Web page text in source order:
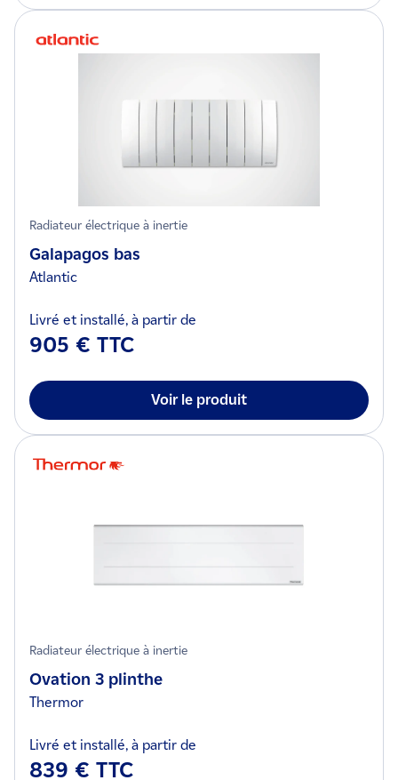
Radiateur électrique à inertie
Galapagos bas
Atlantic
Livré et installé, à partir de
905 € TTC
Voir le produit
Radiateur électrique à inertie
Ovation 3 plinthe
Thermor
Livré et installé, à partir de
839 € TTC